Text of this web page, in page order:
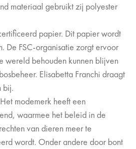
materiaal gebruikt zij polyester
papier. Dit papier wordt
De FSC-organisatie zorgt ervoor
wereld behouden kunnen blijven
Elisabetta Franchi draagt
bij.
modemerk heeft een
waarmee het beleid in de
van dieren meer te
wordt. Onder andere door bont